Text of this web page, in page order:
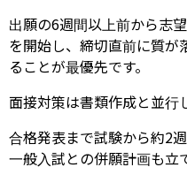
出願の6週間以上前から志
を開始し、締切直前に質
ることが最優先です。
面接対策は書類作成と並行
合格発表まで試験から約2
一般入試との併願計画も立